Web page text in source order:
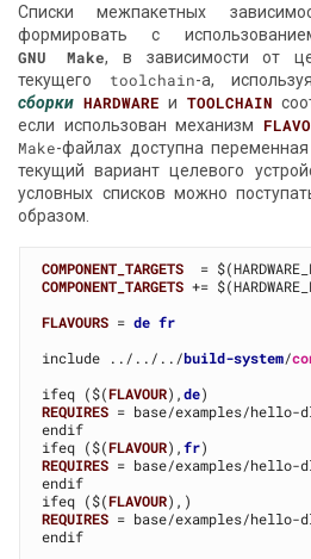
Списки межпакетных
формировать с
GNU Make, в зависимости от
текущего toolchain-a,
сборки HARDWARE и TOOLCHAIN
если использован механизм
Make-файлах доступна переменная
текущий вариант целевого
условных списков можно
образом.
COMPONENT_TARGETS
COMPONENT_TARGETS +=
FLAVOURS = de fr
include ../../../build-system/
ifeq ($(FLAVOUR),de
REQUIRES = base/examples/hello-
endif
ifeq ($(FLAVOUR),fr
REQUIRES = base/examples/hello-
endif
ifeq ($(FLAVOUR
REQUIRES = base/examples/hello-
endif